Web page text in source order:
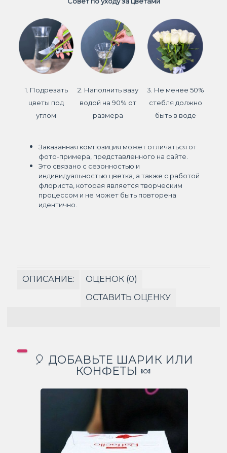
1. Подрезать
цветы под
углом
2. Наполнить вазу
водой на 90% от
размера
3. Не менее 50%
стебля должно
быть в воде
Заказанная композиция может отличаться от
фото-примера, представленного на сайте.
Это связано с сезонностью и
индивидуальностью цветка, а также с работой
флориста, которая является творческим
процессом и не может быть повторена
идентично.
ОПИСАНИЕ:
ОЦЕНОК (0)
ОСТАВИТЬ ОЦЕНКУ
🎈 ДОБАВЬТЕ ШАРИК ИЛИ
КОНФЕТЫ 🍬